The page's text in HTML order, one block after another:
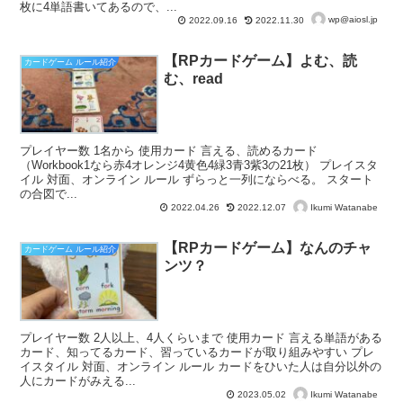
枚に4単語書いてあるので、...
2022.09.16 2022.11.30 wp@aiosl.jp
カードゲーム ルール紹介
【RPカードゲーム】よむ、読
む、read
プレイヤー数 1名から 使用カード 言える、読めるカード
（Workbook1なら赤4オレンジ4黄色4緑3青3紫3の21枚） プレイスタ
イル 対面、オンライン ルール ずらっと一列にならべる。 スタート
の合図で...
2022.04.26 2022.12.07 Ikumi Watanabe
カードゲーム ルール紹介
【RPカードゲーム】なんのチャ
ンツ？
プレイヤー数 2人以上、4人くらいまで 使用カード 言える単語がある
カード、知ってるカード、習っているカードが取り組みやすい プレ
イスタイル 対面、オンライン ルール カードをひいた人は自分以外の
人にカードがみえる...
2023.05.02 Ikumi Watanabe